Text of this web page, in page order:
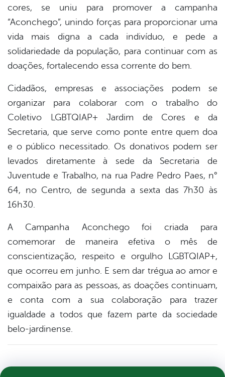
cores, se uniu para promover a campanha
“Aconchego”, unindo forças para proporcionar uma
vida mais digna a cada indivíduo, e pede a
solidariedade da população, para continuar com as
doações, fortalecendo essa corrente do bem.
Cidadãos, empresas e associações podem se
organizar para colaborar com o trabalho do
Coletivo LGBTQIAP+ Jardim de Cores e da
Secretaria, que serve como ponte entre quem doa
e o público necessitado. Os donativos podem ser
levados diretamente à sede da Secretaria de
Juventude e Trabalho, na rua Padre Pedro Paes, n°
64, no Centro, de segunda a sexta das 7h30 às
16h30.
A Campanha Aconchego foi criada para
comemorar de maneira efetiva o mês de
conscientização, respeito e orgulho LGBTQIAP+,
que ocorreu em junho. E sem dar trégua ao amor e
compaixão para as pessoas, as doações continuam,
e conta com a sua colaboração para trazer
igualdade a todos que fazem parte da sociedade
belo-jardinense.